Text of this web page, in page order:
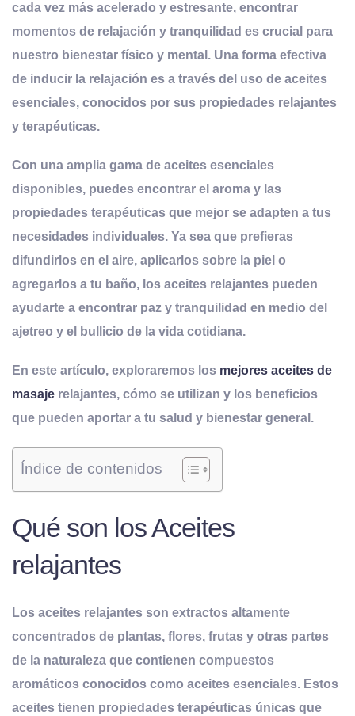
cada vez más acelerado y estresante, encontrar
momentos de relajación y tranquilidad es crucial para
nuestro bienestar físico y mental. Una forma efectiva
de inducir la relajación es a través del uso de aceites
esenciales, conocidos por sus propiedades relajantes
y terapéuticas.
Con una amplia gama de aceites esenciales
disponibles, puedes encontrar el aroma y las
propiedades terapéuticas que mejor se adapten a tus
necesidades individuales. Ya sea que prefieras
difundirlos en el aire, aplicarlos sobre la piel o
agregarlos a tu baño, los aceites relajantes pueden
ayudarte a encontrar paz y tranquilidad en medio del
ajetreo y el bullicio de la vida cotidiana.
En este artículo, exploraremos los mejores aceites de
masaje relajantes, cómo se utilizan y los beneficios
que pueden aportar a tu salud y bienestar general.
Índice de contenidos
Qué son los Aceites
relajantes
Los aceites relajantes son extractos altamente
concentrados de plantas, flores, frutas y otras partes
de la naturaleza que contienen compuestos
aromáticos conocidos como aceites esenciales. Estos
aceites tienen propiedades terapéuticas únicas que